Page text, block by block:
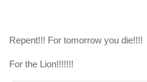
Repent!!! For tomorrow you die!!!!
For the Lion!!!!!!!